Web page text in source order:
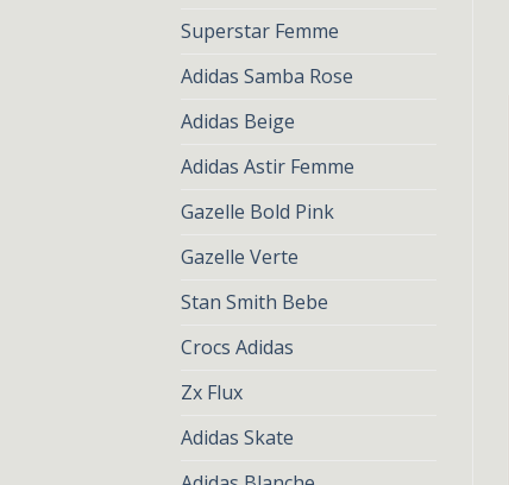
Superstar Femme
Adidas Samba Rose
Adidas Beige
Adidas Astir Femme
Gazelle Bold Pink
Gazelle Verte
Stan Smith Bebe
Crocs Adidas
Zx Flux
Adidas Skate